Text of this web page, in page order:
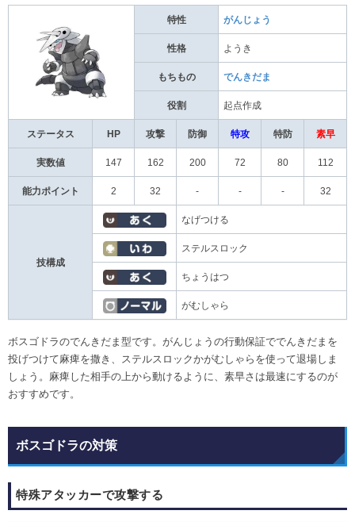
特性 がんじょう
性格 ようき
もちもの でんきだま
役割 起点作成
ステータス HP 攻撃 防御 特攻 特防 素早
実数値 147 162 200 72 80 112
能力ポイント 2 32 - - - 32
技構成
なげつける
ステルスロック
ちょうはつ
がむしゃら
ボスゴドラのでんきだま型です。がんじょうの行動保証ででんきだまを
投げつけて麻痺を撒き、ステルスロックかがむしゃらを使って退場しま
しょう。麻痺した相手の上から動けるように、素早さは最速にするのが
おすすめです。
ボスゴドラの対策
特殊アタッカーで攻撃する